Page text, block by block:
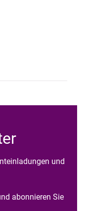
und
abonnieren Sie